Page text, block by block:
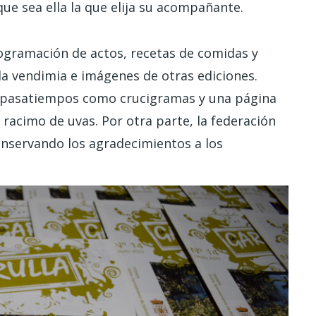
sea ella la que elija su acompañante.
de actos, recetas de comidas y
vendimia e imágenes de otras ediciones.
como crucigramas y una página
de uvas. Por otra parte, la federación
los agradecimientos a los